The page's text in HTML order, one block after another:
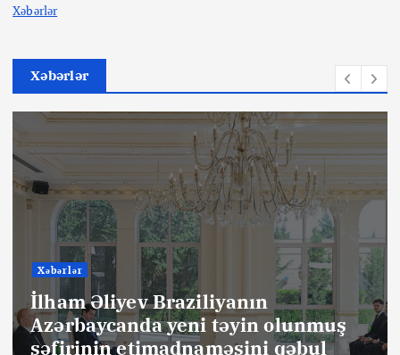
Xəbərlər
Xəbərlər
Xəbərlər
İlham Əliyev Braziliyanın
Azərbaycanda yeni təyin olunmuş
səfirinin etimadnaməsini qəbul